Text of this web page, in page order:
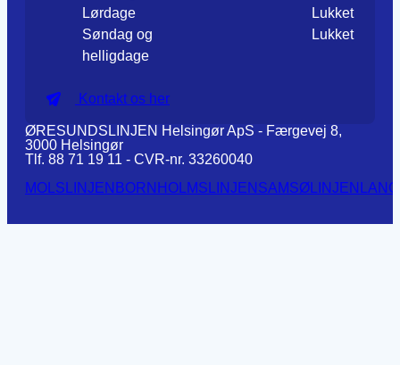
Lørdage
Lukket
Søndag og
helligdage
Lukket
Kontakt os her
ØRESUNDSLINJEN Helsingør ApS - Færgevej 8,
3000 Helsingør
Tlf. 88 71 19 11 - CVR-nr. 33260040
MOLSLINJEN BORNHOLMSLINJEN SAMSØLINJEN